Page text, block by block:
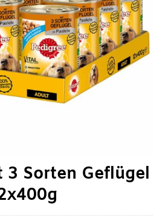
3 Sorten Geflügel